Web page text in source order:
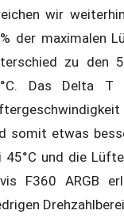
wir
der maximalen
zu den
Das Delta T
somit etwas
45°C und die
F360 ARGB